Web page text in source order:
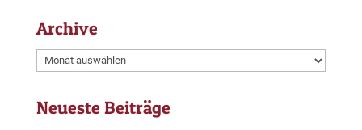
Archive
Archive
Neueste Beiträge